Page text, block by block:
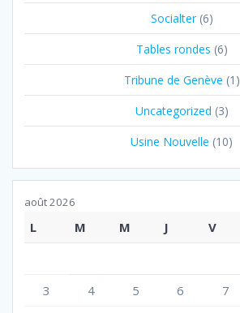
Socialter(6)
Tables rondes (6)
Tribune de Genève (1)
Uncategorized (3)
Usine Nouvelle (10)
août 2026
L M M J V
3
4 5 6 7